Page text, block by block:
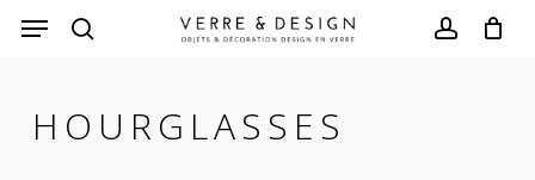
Skip
contentHOURGLASSES